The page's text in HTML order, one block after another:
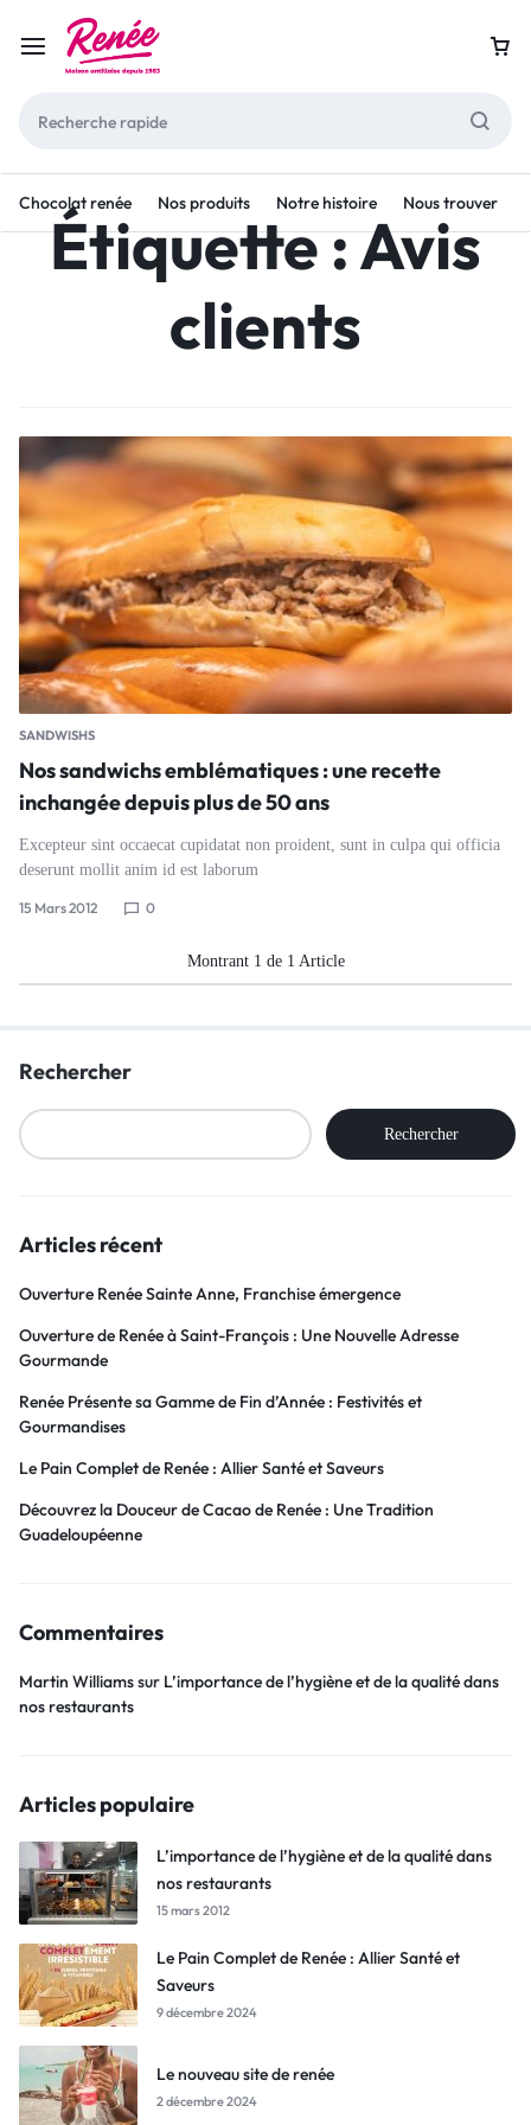
Chocolat renée Nos produits Notre histoire Nous trouver
Étiquette :Avis
clients
SANDWISHS
Nos sandwichs emblématiques : une recette
inchangée depuis plus de 50 ans
Excepteur sint occaecat cupidatat non proident, sunt in culpa qui officia
deserunt mollit anim id est laborum
15 Mars 2012 0
Montrant 1 de 1 Article
Rechercher
Rechercher
Articles récent
Ouverture Renée Sainte Anne, Franchise émergence
Ouverture de Renée à Saint-François : Une Nouvelle Adresse
Gourmande
Renée Présente sa Gamme de Fin d’Année : Festivités et
Gourmandises
Le Pain Complet de Renée : Allier Santé et Saveurs
Découvrez la Douceur de Cacao de Renée : Une Tradition
Guadeloupéenne
Commentaires
Martin Williamssur L’importance de l’hygiène et de la qualité dans
nos restaurants
Articles populaire
L’importance de l’hygiène et de la qualité dans
nos restaurants
15 mars 2012
Le Pain Complet de Renée : Allier Santé et
Saveurs
9 décembre 2024
Le nouveau site de renée
2 décembre 2024